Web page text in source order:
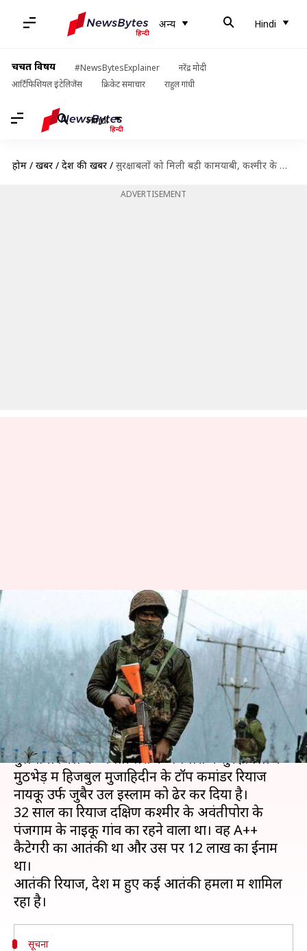
अन्य Hindi
चर्चित विषय #NewsBytesExplainer
नरेंद्र मोदी
आर्टिफिशियल इंटेलिजेंस
क्रिकेट समाचार राहुल गांधी
Hindi
होम / खबरें / देश की खबरें / सुरक्षाबलों को मिली बड़ी कामयाबी, कश्मीर के मोस्ट वांटेड आतंकवादी को मारा गिराया
ADVERTISEMENT
सुरक्षाबलों को मिली बड़ी कामयाबी,
कश्मीर के मोस्ट वांटेड आतंकवादी को
मारा गिराया
भारत शर्मा May 06, 2020 04:19 pm
क्या है खबर?
जम्मू-कश्मीर में सुरक्षाबलों को बड़ी सफलता हाथ लगी है।
पुलवामा जिले के अवंतीपोरा के बेगपोरा में सुरक्षाबलों ने
मुठभेड़ में हिजबुल मुजाहिदीन के टॉप कमांडर रियाज
नायकू उर्फ जुबैर उल इस्लाम को ढेर कर दिया है।
32 साल का रियाज दक्षिण कश्मीर के अवंतीपोरा के
पंजगाम के नाइकू गांव का रहने वाला था। वह A++
कैटेगरी का आतंकी था और उस पर 12 लाख का ईनाम
था।
आतंकी रियाज, देश में हुए कई आतंकी हमलों में शामिल
सूचना